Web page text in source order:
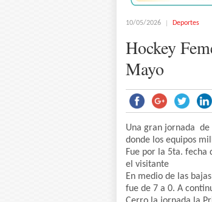
10/05/2026 Deportes
Hockey
Mayo
Una gran jornada de
donde los equipos
Fue por la 5ta. fecha
el visitante
En medio de las
fue de 7 a 0. A